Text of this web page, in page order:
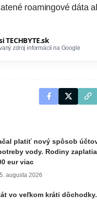
roamingové dáta
TECHBYTE.sk
zdroj informácií na Google
platiť nový spôsob
vody. Rodiny
eur viac
5. augusta 2026
vo veľkom kráti